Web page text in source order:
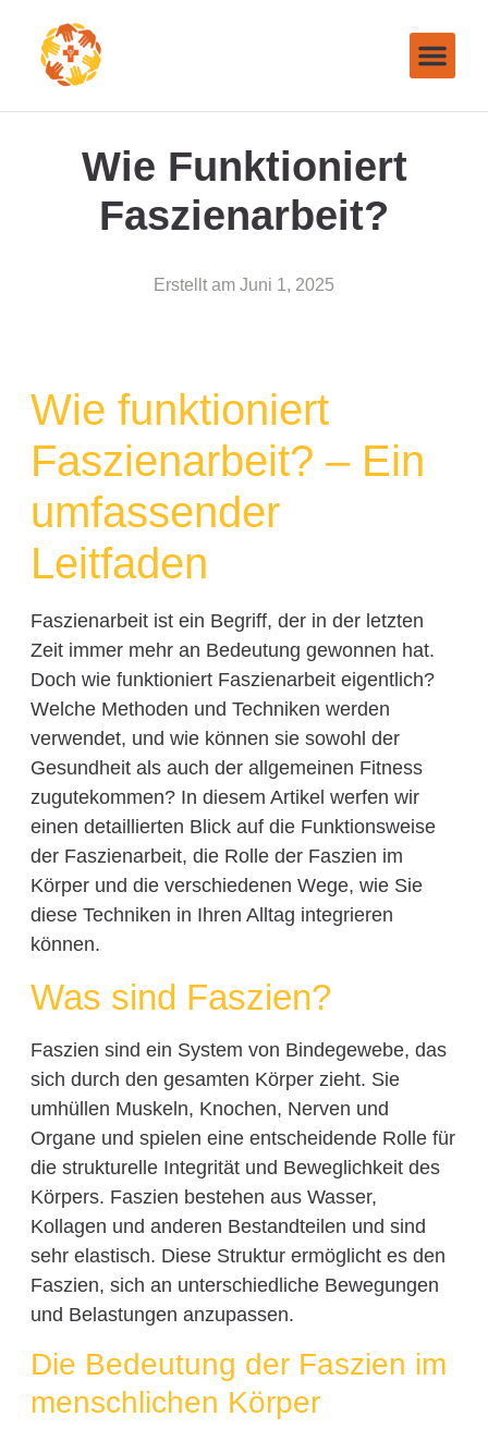
Wie Funktioniert
Faszienarbeit?
Erstellt am Juni 1, 2025
Wie funktioniert
Faszienarbeit? – Ein
umfassender
Leitfaden
Faszienarbeit ist ein Begriff, der in der letzten
Zeit immer mehr an Bedeutung gewonnen hat.
Doch wie funktioniert Faszienarbeit eigentlich?
Welche Methoden und Techniken werden
verwendet, und wie können sie sowohl der
Gesundheit als auch der allgemeinen Fitness
zugutekommen? In diesem Artikel werfen wir
einen detaillierten Blick auf die Funktionsweise
der Faszienarbeit, die Rolle der Faszien im
Körper und die verschiedenen Wege, wie Sie
diese Techniken in Ihren Alltag integrieren
können.
Was sind Faszien?
Faszien sind ein System von Bindegewebe, das
sich durch den gesamten Körper zieht. Sie
umhüllen Muskeln, Knochen, Nerven und
Organe und spielen eine entscheidende Rolle für
die strukturelle Integrität und Beweglichkeit des
Körpers. Faszien bestehen aus Wasser,
Kollagen und anderen Bestandteilen und sind
sehr elastisch. Diese Struktur ermöglicht es den
Faszien, sich an unterschiedliche Bewegungen
und Belastungen anzupassen.
Die Bedeutung der Faszien im
menschlichen Körper